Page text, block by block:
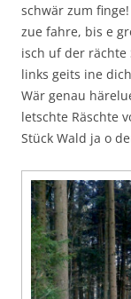
schwär zum
zue fahre, bis e
isch uf der rächte
links geits ine
Wär genau
letschte Räschte
Stück Wald ja o